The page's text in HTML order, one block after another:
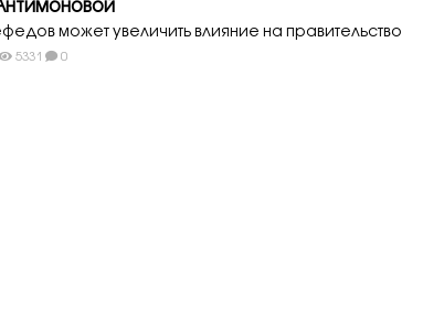
может увеличить влияние на правительство
5331 0